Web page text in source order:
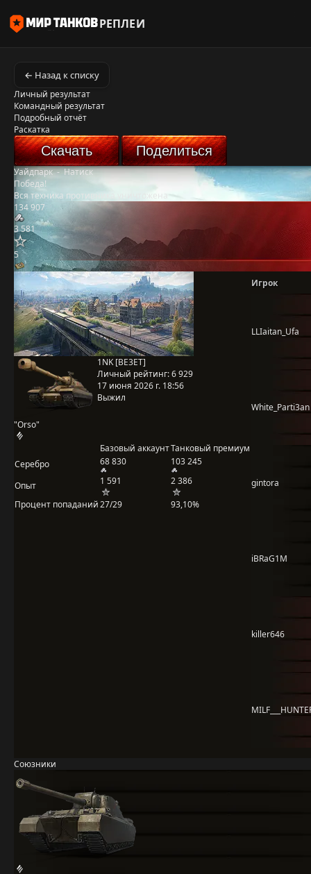
РЕПЛЕИ
← Назад к списку
Личный результат
Командный результат
Подробный отчёт
Раскатка
Скачать Поделиться
Уайдпарк-Натиск
Победа!
Вся техника противника уничтожена
134 907
3 581
5
"Orso"
1NK [BE3ET]
Личный рейтинг:6 929
17 июня 2026 г. 18:56
Выжил
Базовый аккаунтТанковый премиум
Серебро
68 830 103 245
Опыт 1 591
2 386
Процент попаданий27/29 93,10%
Игрок
LLIaitan_Ufa
White_Parti3an
gintora
iBRaG1M
killer646
Союзники